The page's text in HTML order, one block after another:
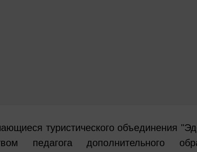
туристического объединения
педагога дополнительного